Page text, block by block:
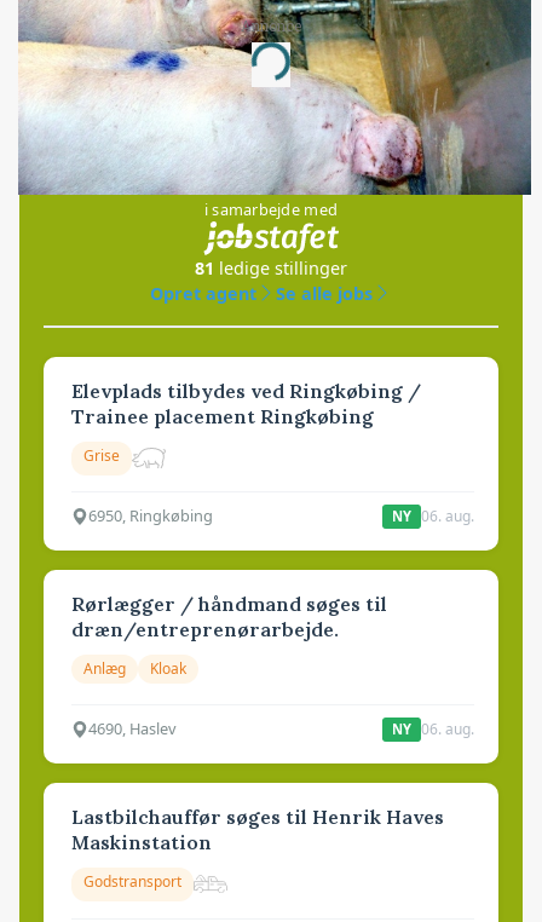
Annonce
Loading...
Jobs
i samarbejde med
81 ledige stillinger
Opret agent
Se alle jobs
Elevplads tilbydes ved Ringkøbing /
Trainee placement Ringkøbing
Grise
6950, Ringkøbing NY 06. aug.
Rørlægger / håndmand søges til
dræn/entreprenørarbejde.
Anlæg Kloak
4690, Haslev NY 06. aug.
Lastbilchauffør søges til Henrik Haves
Maskinstation
Godstransport